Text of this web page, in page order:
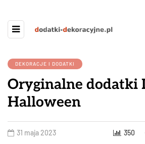
DEKORACJE I DODATKI
Oryginalne dodatki
Halloween
31 maja 2023 350